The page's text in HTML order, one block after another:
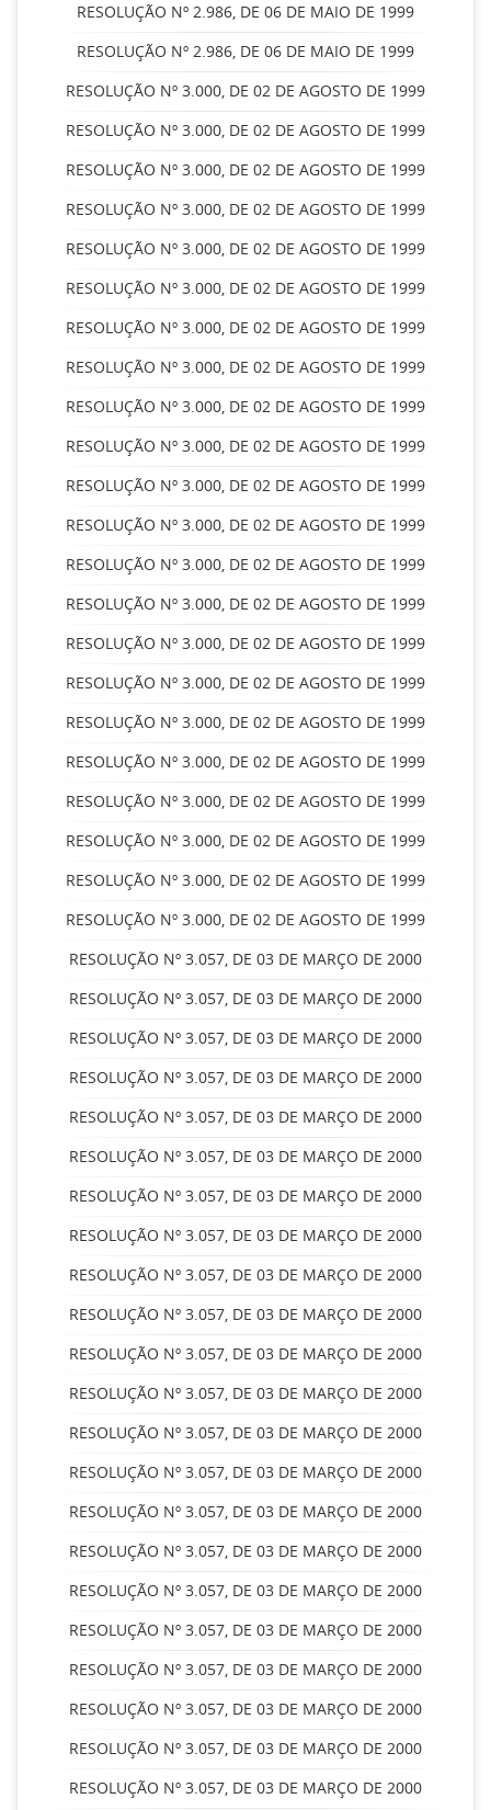
RESOLUÇÃO Nº 2.986, DE 06 DE MAIO DE 1999
RESOLUÇÃO Nº 2.986, DE 06 DE MAIO DE 1999
RESOLUÇÃO Nº 3.000, DE 02 DE AGOSTO DE 1999
RESOLUÇÃO Nº 3.000, DE 02 DE AGOSTO DE 1999
RESOLUÇÃO Nº 3.000, DE 02 DE AGOSTO DE 1999
RESOLUÇÃO Nº 3.000, DE 02 DE AGOSTO DE 1999
RESOLUÇÃO Nº 3.000, DE 02 DE AGOSTO DE 1999
RESOLUÇÃO Nº 3.000, DE 02 DE AGOSTO DE 1999
RESOLUÇÃO Nº 3.000, DE 02 DE AGOSTO DE 1999
RESOLUÇÃO Nº 3.000, DE 02 DE AGOSTO DE 1999
RESOLUÇÃO Nº 3.000, DE 02 DE AGOSTO DE 1999
RESOLUÇÃO Nº 3.000, DE 02 DE AGOSTO DE 1999
RESOLUÇÃO Nº 3.000, DE 02 DE AGOSTO DE 1999
RESOLUÇÃO Nº 3.000, DE 02 DE AGOSTO DE 1999
RESOLUÇÃO Nº 3.000, DE 02 DE AGOSTO DE 1999
RESOLUÇÃO Nº 3.000, DE 02 DE AGOSTO DE 1999
RESOLUÇÃO Nº 3.000, DE 02 DE AGOSTO DE 1999
RESOLUÇÃO Nº 3.000, DE 02 DE AGOSTO DE 1999
RESOLUÇÃO Nº 3.000, DE 02 DE AGOSTO DE 1999
RESOLUÇÃO Nº 3.000, DE 02 DE AGOSTO DE 1999
RESOLUÇÃO Nº 3.000, DE 02 DE AGOSTO DE 1999
RESOLUÇÃO Nº 3.000, DE 02 DE AGOSTO DE 1999
RESOLUÇÃO Nº 3.000, DE 02 DE AGOSTO DE 1999
RESOLUÇÃO Nº 3.000, DE 02 DE AGOSTO DE 1999
RESOLUÇÃO Nº 3.057, DE 03 DE MARÇO DE 2000
RESOLUÇÃO Nº 3.057, DE 03 DE MARÇO DE 2000
RESOLUÇÃO Nº 3.057, DE 03 DE MARÇO DE 2000
RESOLUÇÃO Nº 3.057, DE 03 DE MARÇO DE 2000
RESOLUÇÃO Nº 3.057, DE 03 DE MARÇO DE 2000
RESOLUÇÃO Nº 3.057, DE 03 DE MARÇO DE 2000
RESOLUÇÃO Nº 3.057, DE 03 DE MARÇO DE 2000
RESOLUÇÃO Nº 3.057, DE 03 DE MARÇO DE 2000
RESOLUÇÃO Nº 3.057, DE 03 DE MARÇO DE 2000
RESOLUÇÃO Nº 3.057, DE 03 DE MARÇO DE 2000
RESOLUÇÃO Nº 3.057, DE 03 DE MARÇO DE 2000
RESOLUÇÃO Nº 3.057, DE 03 DE MARÇO DE 2000
RESOLUÇÃO Nº 3.057, DE 03 DE MARÇO DE 2000
RESOLUÇÃO Nº 3.057, DE 03 DE MARÇO DE 2000
RESOLUÇÃO Nº 3.057, DE 03 DE MARÇO DE 2000
RESOLUÇÃO Nº 3.057, DE 03 DE MARÇO DE 2000
RESOLUÇÃO Nº 3.057, DE 03 DE MARÇO DE 2000
RESOLUÇÃO Nº 3.057, DE 03 DE MARÇO DE 2000
RESOLUÇÃO Nº 3.057, DE 03 DE MARÇO DE 2000
RESOLUÇÃO Nº 3.057, DE 03 DE MARÇO DE 2000
RESOLUÇÃO Nº 3.057, DE 03 DE MARÇO DE 2000
RESOLUÇÃO Nº 3.057, DE 03 DE MARÇO DE 2000